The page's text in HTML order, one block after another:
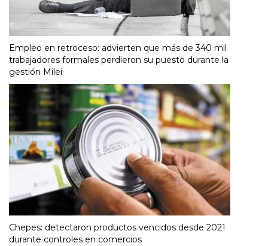
Empleo en retroceso: advierten que más de 340 mil
trabajadores formales perdieron su puesto durante la
gestión Milei
Chepes: detectaron productos vencidos desde 2021
durante controles en comercios